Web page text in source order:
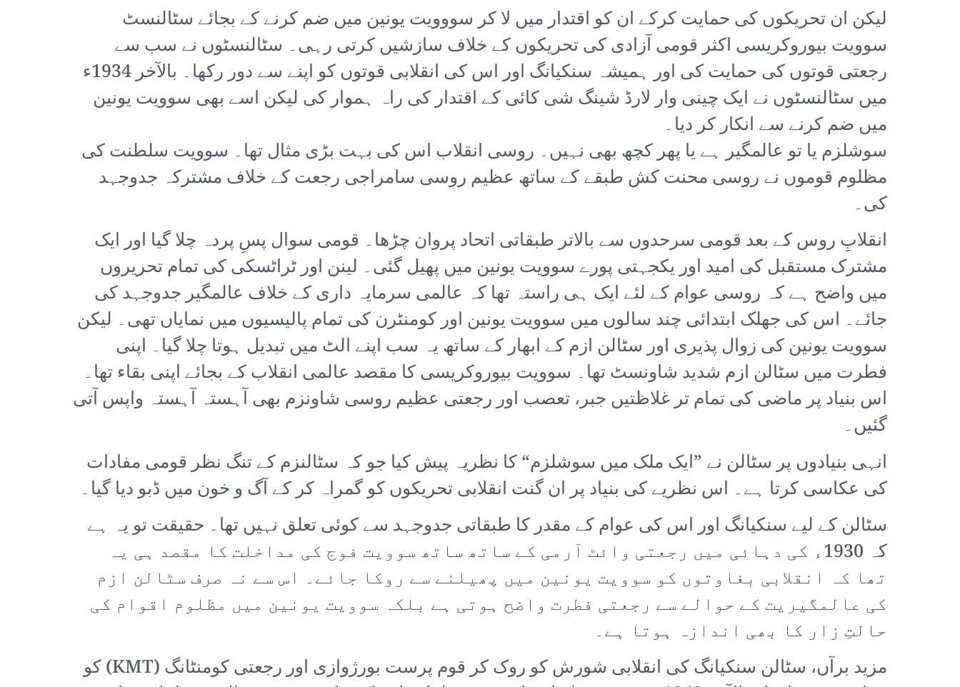
لیکن ان تحریکوں کی حمایت کرکے ان کو اقتدار میں لا کر سووویت یونین میں ضم کرنے کے بجائے سٹالنسٹ
سوویت بیوروکریسی اکثر قومی آزادی کی تحریکوں کے خلاف سازشیں کرتی رہی۔ سٹالنسٹوں نے سب سے
رجعتی قوتوں کی حمایت کی اور ہمیشہ سنکیانگ اور اس کی انقلابی قوتوں کو اپنے سے دور رکھا۔ بالآخر 1934ء
میں سٹالنسٹوں نے ایک چینی وار لارڈ شینگ شی کائی کے اقتدار کی راہ ہموار کی لیکن اسے بھی سوویت یونین
میں ضم کرنے سے انکار کر دیا۔
سوشلزم یا تو عالمگیر ہے یا پھر کچھ بھی نہیں۔ روسی انقلاب اس کی بہت بڑی مثال تھا۔ سوویت سلطنت کی
مظلوم قوموں نے روسی محنت کش طبقے کے ساتھ عظیم روسی سامراجی رجعت کے خلاف مشترکہ جدوجہد
کی۔
انقلابِ روس کے بعد قومی سرحدوں سے بالاتر طبقاتی اتحاد پروان چڑھا۔ قومی سوال پسِ پردہ چلا گیا اور ایک
مشترک مستقبل کی امید اور یکجہتی پورے سوویت یونین میں پھیل گئی۔ لینن اور ٹراٹسکی کی تمام تحریروں
میں واضح ہے کہ روسی عوام کے لئے ایک ہی راستہ تھا کہ عالمی سرمایہ داری کے خلاف عالمگیر جدوجہد کی
جائے۔ اس کی جھلک ابتدائی چند سالوں میں سوویت یونین اور کومنٹرن کی تمام پالیسیوں میں نمایاں تھی۔ لیکن
سوویت یونین کی زوال پذیری اور سٹالن ازم کے ابھار کے ساتھ یہ سب اپنے الٹ میں تبدیل ہوتا چلا گیا۔ اپنی
فطرت میں سٹالن ازم شدید شاونسٹ تھا۔ سوویت بیوروکریسی کا مقصد عالمی انقلاب کے بجائے اپنی بقاء تھا۔
اس بنیاد پر ماضی کی تمام تر غلاظتیں جبر، تعصب اور رجعتی عظیم روسی شاونزم بھی آہستہ آہستہ واپس آتی
گئیں۔
انہی بنیادوں پر سٹالن نے ”ایک ملک میں سوشلزم“ کا نظریہ پیش کیا جو کہ سٹالنزم کے تنگ نظر قومی مفادات
کی عکاسی کرتا ہے۔ اس نظریے کی بنیاد پر ان گنت انقلابی تحریکوں کو گمراہ کر کے آگ و خون میں ڈبو دیا گیا۔
سٹالن کے لیے سنکیانگ اور اس کی عوام کے مقدر کا طبقاتی جدوجہد سے کوئی تعلق نہیں تھا۔ حقیقت تو یہ ہے
کہ 1930ء کی دہائی میں رجعتی وائٹ آرمی کے ساتھ ساتھ سوویت فوج کی مداخلت کا مقصد ہی یہ
تھا کہ انقلابی بغاوتوں کو سوویت یونین میں پھیلنے سے روکا جائے۔ اس سے نہ صرف سٹالن ازم
کی عالمگیریت کے حوالے سے رجعتی فطرت واضح ہوتی ہے بلکہ سوویت یونین میں مظلوم اقوام کی
حالتِ زار کا بھی اندازہ ہوتا ہے۔
مزید برآں، سٹالن سنکیانگ کی انقلابی شورش کو روک کر قوم پرست بورژوازی اور رجعتی کومنٹانگ (KMT) کو